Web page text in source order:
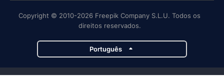
Copyright © 2010-2026 Freepik Company S.L.U. Todos os
direitos reservados.
Português